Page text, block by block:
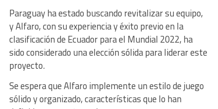
Paraguay ha estado buscando revitalizar su equipo,
y Alfaro, con su experiencia y éxito previo en la
clasificación de Ecuador para el Mundial 2022, ha
sido considerado una elección sólida para liderar este
proyecto.
Se espera que Alfaro implemente un estilo de juego
sólido y organizado, características que lo han